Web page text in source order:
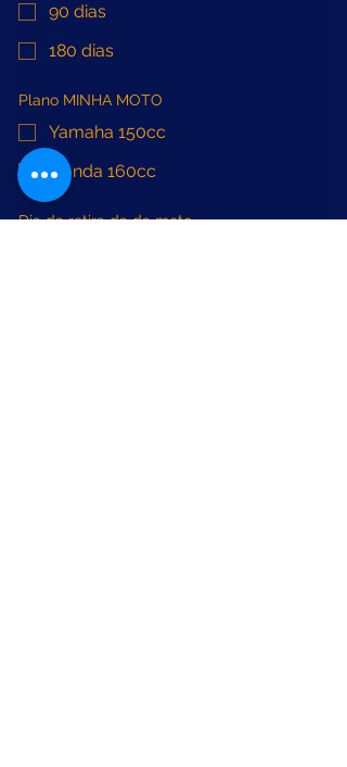
90 dias
180 dias
Plano MINHA MOTO
Yamaha 150cc
Honda 160cc
Dia da retira da da moto